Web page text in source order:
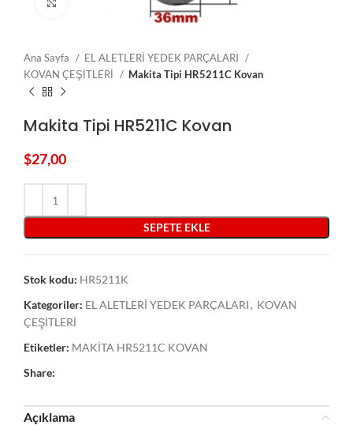
Ana Sayfa
EL ALETLERİ YEDEK PARÇALARI
KOVAN ÇEŞİTLERİ
Makita Tipi HR5211C Kovan
Makita Tipi HR5211C Kovan
$27,00
SEPETE EKLE
Stok kodu: HR5211K
Kategoriler: EL ALETLERİ YEDEK PARÇALARI , KOVAN
ÇEŞİTLERİ
Etiketler: MAKİTA HR5211C KOVAN
Share:
Açıklama